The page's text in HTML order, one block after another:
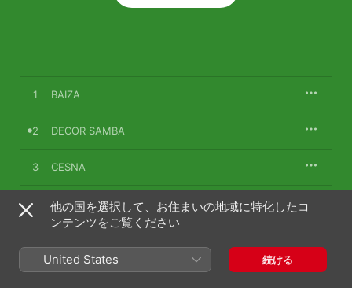
1 BAIZA
2 DECOR SAMBA
3 CESNA
4 REVERSONIA
6 DAY-TO-DAY
他の国を選択して、お住まいの地域に特化したコ
ンテンツをご覧ください
United States 続ける